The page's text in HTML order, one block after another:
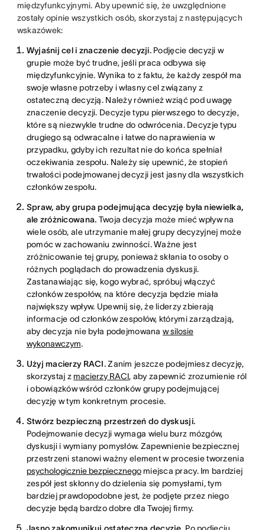
międzyfunkcyjnymi. Aby upewnić się, że uwzględnione
zostały opinie wszystkich osób, skorzystaj z następujących
wskazówek:
Wyjaśnij cel i znaczenie decyzji. Podjęcie decyzji w
grupie może być trudne, jeśli praca odbywa się
międzyfunkcyjnie. Wynika to z faktu, że każdy zespół ma
swoje własne potrzeby i własny cel związany z
ostateczną decyzją. Należy również wziąć pod uwagę
znaczenie decyzji. Decyzje typu pierwszego to decyzje,
które są niezwykle trudne do odwrócenia. Decyzje typu
drugiego są odwracalne i łatwe do naprawienia w
przypadku, gdyby ich rezultat nie do końca spełniał
oczekiwania zespołu. Należy się upewnić, że stopień
trwałości podejmowanej decyzji jest jasny dla wszystkich
członków zespołu.
Spraw, aby grupa podejmująca decyzję była niewielka,
ale zróżnicowana. Twoja decyzja może mieć wpływ na
wiele osób, ale utrzymanie małej grupy decyzyjnej może
pomóc w zachowaniu zwinności. Ważne jest
zróżnicowanie tej grupy, ponieważ skłania to osoby o
różnych poglądach do prowadzenia dyskusji.
Zastanawiając się, kogo wybrać, spróbuj włączyć
członków zespołów, na które decyzja będzie miała
największy wpływ. Upewnij się, że liderzy zbierają
informacje od członków zespołów, którymi zarządzają,
aby decyzja nie była podejmowana w silosie
wykonawczym.
Użyj macierzy RACI.Zanim jeszcze podejmiesz decyzję,
skorzystaj zmacierzy RACI, aby zapewnić zrozumienie ról
i obowiązków wśród członków grupy podejmującej
decyzję w tym konkretnym procesie.
Stwórz bezpieczną przestrzeń do dyskusji.
Podejmowanie decyzji wymaga wielu burz mózgów,
dyskusji i wymiany pomysłów. Zapewnienie bezpiecznej
przestrzeni stanowi ważny element w procesie tworzenia
psychologicznie bezpiecznegomiejsca pracy. Im bardziej
zespół jest skłonny do dzielenia się pomysłami, tym
bardziej prawdopodobne jest, że podjęte przez niego
decyzje będą bardzo dobre dla Twojej firmy.